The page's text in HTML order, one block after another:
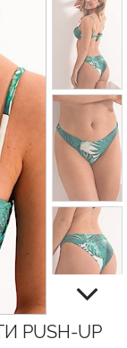
PUSH-UP